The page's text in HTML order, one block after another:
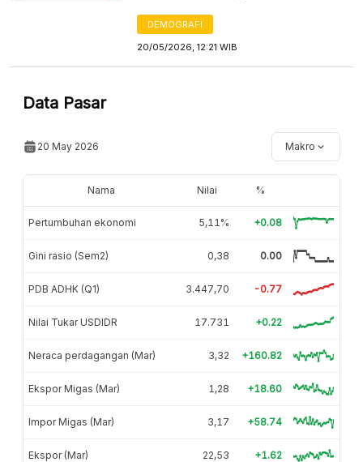
DEMOGRAFI
20/05/2026, 12:21 WIB
Data Pasar
20 May 2026 Makro
Nama Nilai %
Pertumbuhan ekonomi 5,11% +0.08
Gini rasio (Sem2) 0,38 0.00
PDB ADHK (Q1) 3.447,70 -0.77
Nilai Tukar USDIDR 17.731 +0.22
Neraca perdagangan (Mar) 3,32 +160.82
Ekspor Migas (Mar) 1,28 +18.60
Impor Migas (Mar) 3,17 +58.74
Ekspor (Mar) 22,53 +1.62